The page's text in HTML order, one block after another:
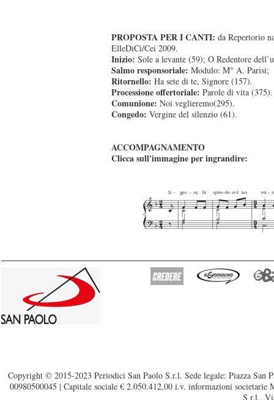
PROPOSTA PER I CANTI: da Repertorio
ElleDiCi/Cei 2009.
Inizio: Sole a levante (59); O Redentore
Salmo responsoriale: Modulo: M° A. Parisi;
Ritornello: Ha sete di te, Signore (157).
Processione offertoriale: Parole di vita (375).
Comunione: Noi veglieremo(295).
Congedo: Vergine del silenzio (61).
ACCOMPAGNAMENTO
Clicca sull'immagine per ingrandire:
Copyright © 2015-2023 Periodici San Paolo S.r.l. Sede legale: Piazza
00980500045 | Capitale sociale € 2.050.412,00 i.v. informazioni
S.r.l.,